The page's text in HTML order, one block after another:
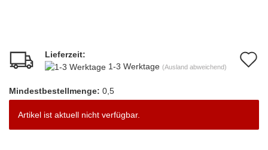
Lieferzeit:
1-3 Werktage (Ausland abweichend)
Mindestbestellmenge: 0,5
Artikel ist aktuell nicht verfügbar.